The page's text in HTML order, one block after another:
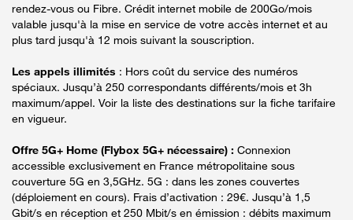
rendez-vous ou Fibre. Crédit internet mobile de 200Go/mois
valable jusqu'à la mise en service de votre accès internet et au
plus tard jusqu'à 12 mois suivant la souscription.
Les appels illimités : Hors coût du service des numéros
spéciaux. Jusqu’à 250 correspondants différents/mois et 3h
maximum/appel. Voir la liste des destinations sur la fiche tarifaire
en vigueur.
Offre 5G+ Home (Flybox 5G+ nécessaire) : Connexion
accessible exclusivement en France métropolitaine sous
couverture 5G en 3,5GHz. 5G : dans les zones couvertes
(déploiement en cours). Frais d’activation : 29€. Jusqu’à 1,5
Gbit/s en réception et 250 Mbit/s en émission : débits maximum